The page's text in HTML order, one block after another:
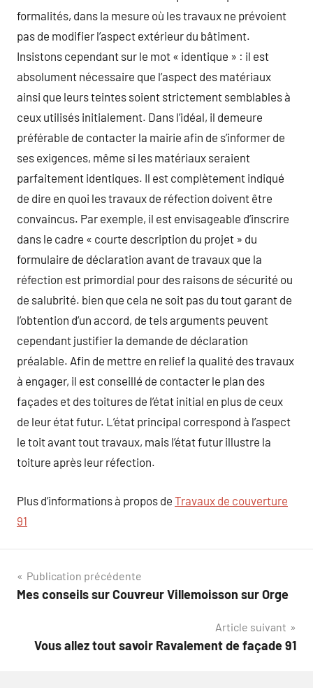
formalités, dans la mesure où les travaux ne prévoient
pas de modifier l’aspect extérieur du bâtiment.
Insistons cependant sur le mot « identique » : il est
absolument nécessaire que l’aspect des matériaux
ainsi que leurs teintes soient strictement semblables à
ceux utilisés initialement. Dans l’idéal, il demeure
préférable de contacter la mairie afin de s’informer de
ses exigences, même si les matériaux seraient
parfaitement identiques. Il est complètement indiqué
de dire en quoi les travaux de réfection doivent être
convaincus. Par exemple, il est envisageable d’inscrire
dans le cadre « courte description du projet » du
formulaire de déclaration avant de travaux que la
réfection est primordial pour des raisons de sécurité ou
de salubrité. bien que cela ne soit pas du tout garant de
l’obtention d’un accord, de tels arguments peuvent
cependant justifier la demande de déclaration
préalable. Afin de mettre en relief la qualité des travaux
à engager, il est conseillé de contacter le plan des
façades et des toitures de l’état initial en plus de ceux
de leur état futur. L’état principal correspond à l’aspect
le toit avant tout travaux, mais l’état futur illustre la
toiture après leur réfection.
Plus d’informations à propos de Travaux de couverture
91
Navigation
de
Publication précédente
Mes conseils sur Couvreur Villemoisson sur Orge
Article suivant
Vous allez tout savoir Ravalement de façade 91